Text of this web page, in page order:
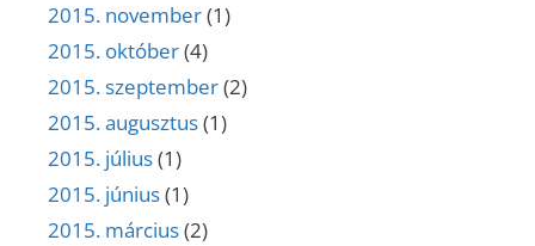
2015. november(1)
2015. október(4)
2015. szeptember(2)
2015. augusztus(1)
2015. július(1)
2015. június(1)
2015. március(2)